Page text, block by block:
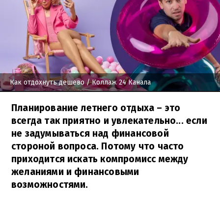
Как отдохнуть дешево/ Коллаж 24 Канала
Планирование летнего отдыха – это
всегда так приятно и увлекательно... если
не задумываться над финансовой
стороной вопроса. Потому что часто
приходится искать компромисс между
желаниями и финансовыми
возможностями.